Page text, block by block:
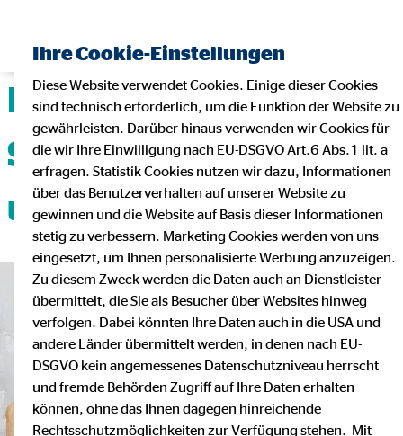
Deine Karriere mit
Sicherheit, Flexibilität
und Teamgeist!
Ihre Cookie-Einstellungen
Diese Website verwendet Cookies. Einige dieser Cookies
sind technisch erforderlich, um die Funktion der Website zu
gewährleisten. Darüber hinaus verwenden wir Cookies für
die wir Ihre Einwilligung nach EU-DSGVO Art.6 Abs.1 lit. a
erfragen. Statistik Cookies nutzen wir dazu, Informationen
über das Benutzerverhalten auf unserer Website zu
gewinnen und die Website auf Basis dieser Informationen
stetig zu verbessern. Marketing Cookies werden von uns
eingesetzt, um Ihnen personalisierte Werbung anzuzeigen.
Zu diesem Zweck werden die Daten auch an Dienstleister
übermittelt, die Sie als Besucher über Websites hinweg
verfolgen. Dabei könnten Ihre Daten auch in die USA und
andere Länder übermittelt werden, in denen nach EU-
DSGVO kein angemessenes Datenschutzniveau herrscht
und fremde Behörden Zugriff auf Ihre Daten erhalten
können, ohne das Ihnen dagegen hinreichende
Rechtsschutzmöglichkeiten zur Verfügung stehen. Mit